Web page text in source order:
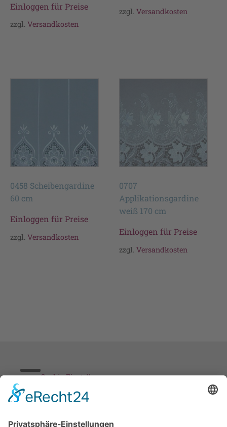
Einloggen für Preise
zzgl. Versandkosten
zzgl.Versandkosten
0458 Scheibengardine
60 cm
Einloggen für Preise
zzgl. Versandkosten
0707
Applikationsgardine
weiß 170 cm
Einloggen für Preise
zzgl.Versandkosten
Cookie-Einstellungen